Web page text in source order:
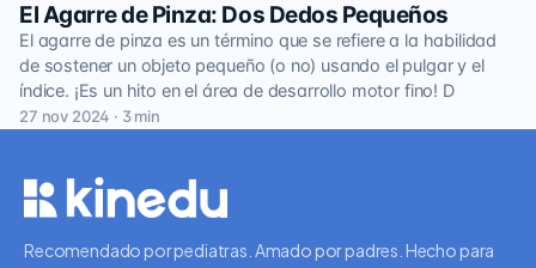
El Agarre de Pinza: Dos Dedos Pequeños
El agarre de pinza es un término que se refiere a la habilidad
de sostener un objeto pequeño (o no) usando el pulgar y el
índice. ¡Es un hito en el área de desarrollo motor fino! D
27 nov 2024 · 3 min
Recomendado por pediatras. Amado por padres. Hecho para